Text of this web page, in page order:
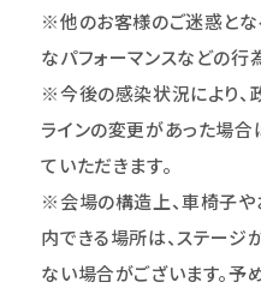
※他のお客様のご迷惑とな
なパフォーマンスなどの行
※今後の感染状況により、
ラインの変更があった場合
ていただきます。
※会場の構造上、車椅子
内できる場所は、ステージ
ない場合がございます。予